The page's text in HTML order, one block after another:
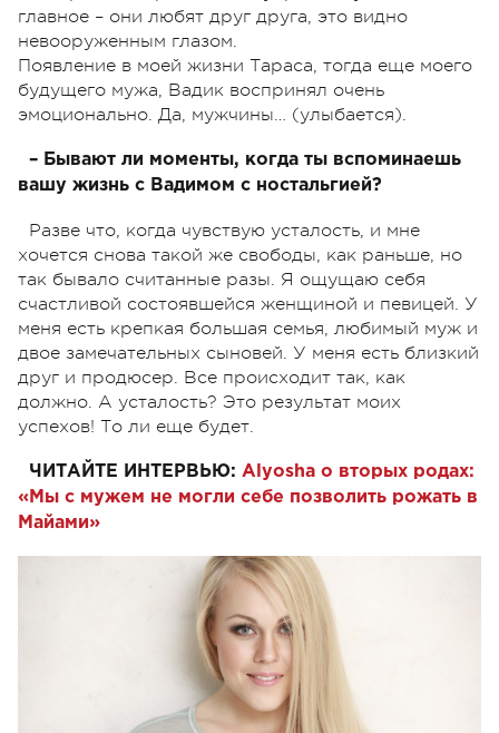
главное – они любят друг друга, это видно
невооруженным глазом.
Появление в моей жизни Тараса, тогда еще моего
будущего мужа, Вадик воспринял очень
эмоционально. Да, мужчины… (улыбается).
– Бывают ли моменты, когда ты вспоминаешь
вашу жизнь с Вадимом с ностальгией?
Разве что, когда чувствую усталость, и мне
хочется снова такой же свободы, как раньше, но
так бывало считанные разы. Я ощущаю себя
счастливой состоявшейся женщиной и певицей. У
меня есть крепкая большая семья, любимый муж и
двое замечательных сыновей. У меня есть близкий
друг и продюсер. Все происходит так, как
должно. А усталость? Это результат моих
успехов! То ли еще будет.
ЧИТАЙТЕ ИНТЕРВЬЮ: Alyosha о вторых родах:
«Мы с мужем не могли себе позволить рожать в
Майами»